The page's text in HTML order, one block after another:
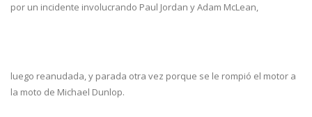
por un incidente involucrando Paul Jordan y Adam McLean,
luego reanudada, y parada otra vez porque se le rompió el motor a
la moto de Michael Dunlop.